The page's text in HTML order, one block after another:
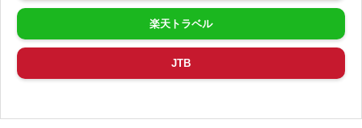
楽天トラベル
JTB